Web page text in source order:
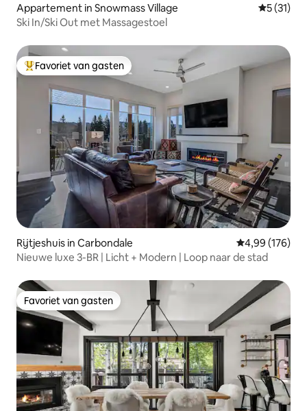
Appartement in Snowmass Village
5 (31)
Ski In/Ski Out met Massagestoel
Topfavoriet van gasten
Favoriet van gasten
Rijtjeshuis in Carbondale Gemiddelde
4,99 (176)
Nieuwe luxe 3-BR | Licht + Modern | Loop naar de stad
Favoriet van gasten
Favoriet van gasten